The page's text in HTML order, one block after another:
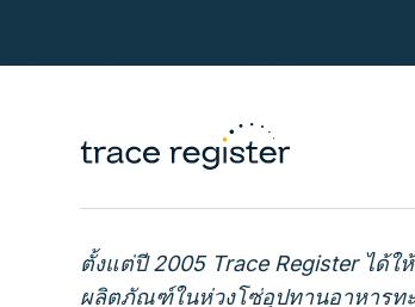
ตั้งแต่ปี 2005 Trace Register ได้
ผลิตภัณฑ์ในห่วงโซ่อุปทานอาหารท